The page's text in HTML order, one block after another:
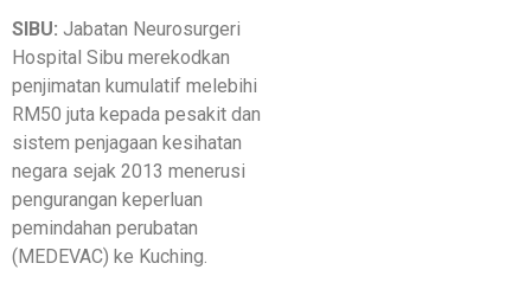
SIBU: Jabatan Neurosurgeri
Hospital Sibu merekodkan
penjimatan kumulatif melebihi
RM50 juta kepada pesakit dan
sistem penjagaan kesihatan
negara sejak 2013 menerusi
pengurangan keperluan
pemindahan perubatan
(MEDEVAC) ke Kuching.